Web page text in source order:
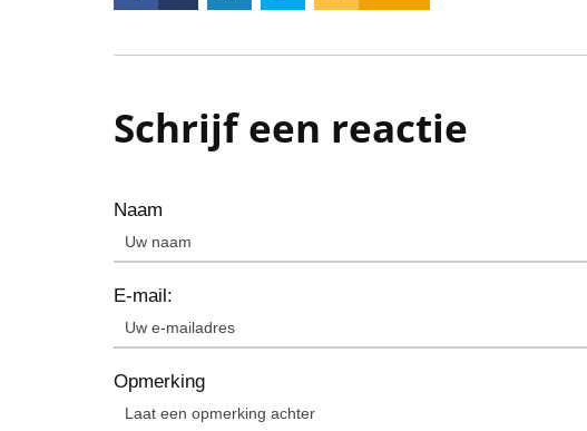
Schrijf een reactie
Naam
E-mail:
Opmerking